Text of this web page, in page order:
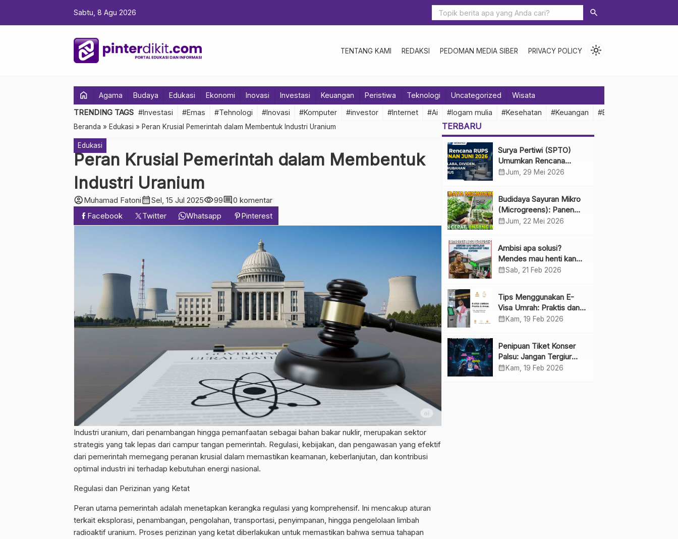
Sabtu, 8 Agu 2026 search
TENTANG KAMI REDAKSI PEDOMAN MEDIA SIBER PRIVACY POLICY light_mode
home Agama Budaya Edukasi Ekonomi Inovasi Investasi Keuangan Peristiwa Teknologi Uncategorized Wisata
TRENDING TAGS #Investasi #Emas #Tehnologi #Inovasi #Komputer #investor #Internet #Ai #logam mulia #Kesehatan #Keuangan #Ekonomi Indonesia
Beranda » Edukasi » Peran Krusial Pemerintah dalam Membentuk Industri Uranium
Edukasi
Peran Krusial Pemerintah dalam Membentuk
Industri Uranium
account_circleMuhamad Fatonicalendar_monthSel, 15 Jul 2025visibility99comment0 komentar
Facebook
Twitter Whatsapp Pinterest
Industri uranium, dari penambangan hingga pemanfaatan sebagai bahan bakar nuklir, merupakan sektor
strategis yang tak lepas dari campur tangan pemerintah. Regulasi, kebijakan, dan pengawasan yang efektif
dari pemerintah memegang peranan krusial dalam memastikan keamanan, keberlanjutan, dan kontribusi
optimal industri ini terhadap kebutuhan energi nasional.
Regulasi dan Perizinan yang Ketat
Peran utama pemerintah adalah menetapkan kerangka regulasi yang komprehensif. Ini mencakup aturan
terkait eksplorasi, penambangan, pengolahan, transportasi, penyimpanan, hingga pengelolaan limbah
radioaktif uranium. Proses perizinan yang ketat diberlakukan untuk memastikan bahwa semua tahapan
TERBARU
Surya Pertiwi (SPTO)
Umumkan Rencana
RUPS Tahunan Juni 2026,
Penguru
calendar_monthJum, 29 Mei 2026
Budidaya Sayuran Mikro
(Microgreens): Panen
Cepat, Untung Besar
calendar_monthJum, 22 Mei 2026
Ambisi apa solusi?
Mendes mau henti kan
penyebaran minimarket
calendar_monthSab, 21 Feb 2026
Tips Menggunakan E-
Visa Umrah: Praktis dan
Cepat
calendar_month Kam, 19 Feb 2026
Penipuan Tiket Konser
Palsu: Jangan Tergiur
Penjualan di Media Sosial
calendar_month Kam, 19 Feb 2026